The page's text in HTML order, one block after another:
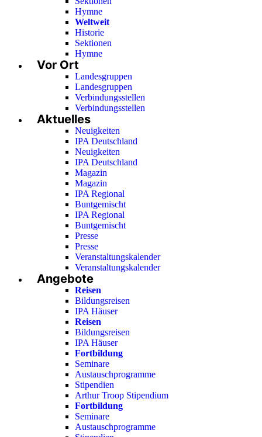
Hymne
Weltweit
Historie
Sektionen
Hymne
Vor Ort
Landesgruppen
Landesgruppen
Verbindungsstellen
Verbindungsstellen
Aktuelles
Neuigkeiten
IPA Deutschland
Neuigkeiten
IPA Deutschland
Magazin
Magazin
IPA Regional
Buntgemischt
IPA Regional
Buntgemischt
Presse
Presse
Veranstaltungskalender
Veranstaltungskalender
Angebote
Reisen
Bildungsreisen
IPA Häuser
Reisen
Bildungsreisen
IPA Häuser
Fortbildung
Seminare
Austauschprogramme
Stipendien
Arthur Troop Stipendium
Fortbildung
Seminare
Austauschprogramme